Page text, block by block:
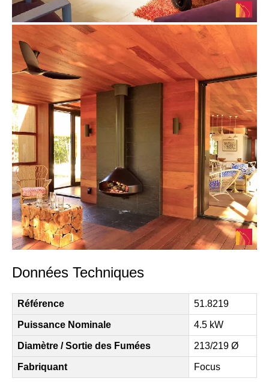
Données Techniques
Référence 51.8219
Puissance Nominale 4.5 kW
Diamètre / Sortie des Fumées 213/219 Ø
Fabriquant Focus